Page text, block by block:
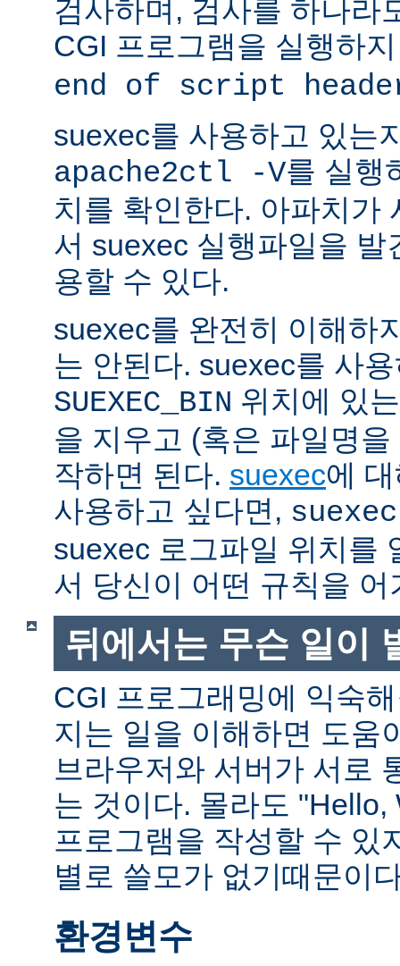
검사하며, 검사를 하나라
CGI 프로그램을 실행하
end of script
suexec를 사용하고 있는
apache2ctl -V를 실행
치를 확인한다. 아파치가
서 suexec 실행파일을 발
용할 수 있다.
suexec를 완전히 이해하
는 안된다. suexec를 사
SUEXEC_BIN 위치에 있
을 지우고 (혹은 파일명
작하면 된다. suexec에
사용하고 싶다면,
suexec 로그파일 위치를
서 당신이 어떤 규칙을
뒤에서는 무슨 일이
CGI 프로그래밍에 익숙
지는 일을 이해하면 도움
브라우저와 서버가 서로
는 것이다. 몰라도
프로그램을 작성할 수 있
별로 쓸모가 없기때문이
환경변수